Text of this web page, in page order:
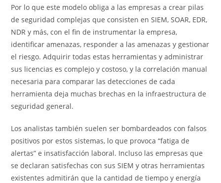
Por lo que este modelo obliga a las empresas a crear pilas
de seguridad complejas que consisten en SIEM, SOAR, EDR,
NDR y más, con el fin de instrumentar la empresa,
identificar amenazas, responder a las amenazas y gestionar
el riesgo. Adquirir todas estas herramientas y administrar
sus licencias es complejo y costoso, y la correlación manual
necesaria para comparar las detecciones de cada
herramienta deja muchas brechas en la infraestructura de
seguridad general.
Los analistas también suelen ser bombardeados con falsos
positivos por estos sistemas, lo que provoca “fatiga de
alertas” e insatisfacción laboral. Incluso las empresas que
se declaran satisfechas con sus SIEM y otras herramientas
existentes admitirán que la cantidad de tiempo y energía